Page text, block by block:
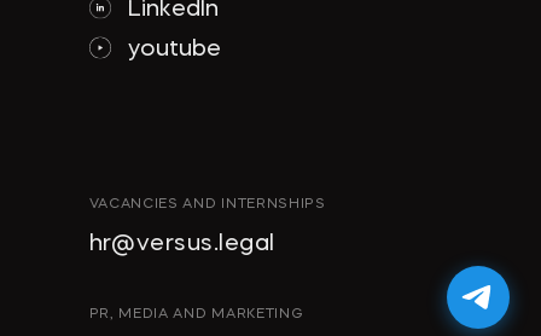
LinkedIn
youtube
VACANCIES AND INTERNSHIPS
hr@versus.legal
PR, MEDIA AND MARKETING